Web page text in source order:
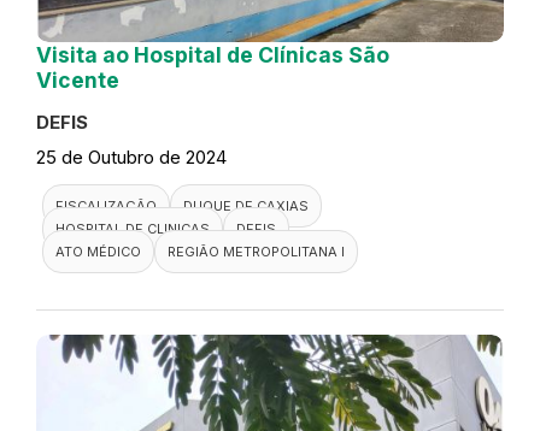
Visita ao Hospital de Clínicas São
Vicente
DEFIS
25 de Outubro de 2024
FISCALIZAÇÃO
DUQUE DE CAXIAS
HOSPITAL DE CLINICAS
DEFIS
ATO MÉDICO
REGIÃO METROPOLITANA I